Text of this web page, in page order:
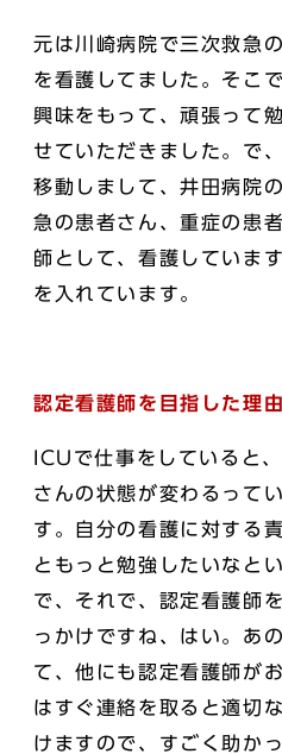
元は川崎病院で三次救急
を看護してました。そこ
興味をもって、頑張って
せていただきました。で
移動しまして、井田病院
急の患者さん、重症の患
師として、看護していま
を入れています。
認定看護師を目指した理由
ICUで仕事をしていると
さんの状態が変わるって
す。自分の看護に対する
ともっと勉強したいなと
で、それで、認定看護師
っかけですね、はい。あ
て、他にも認定看護師が
はすぐ連絡を取ると適切
けますので、すごく助か